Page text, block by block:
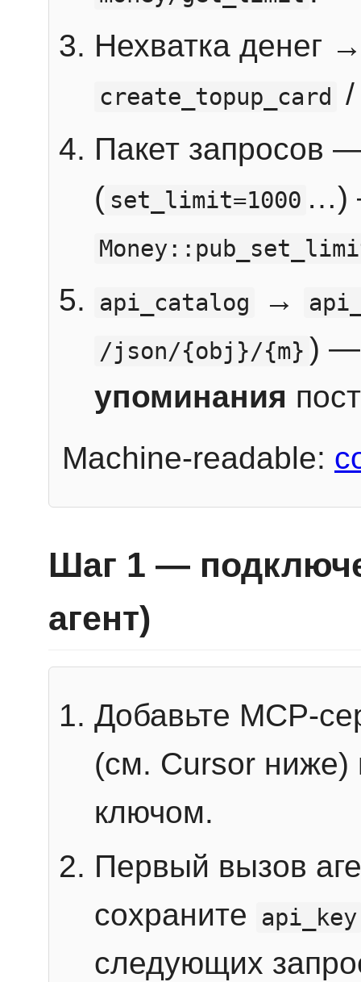
Нехватка денег
create_topup_card
Пакет запросов
( set_limit=1000 …)
api_catalog
→
/json/{obj}/{m} ) —
упоминания
Machine-readable:
Шаг 1 —
агент)
Добавьте MCP-
(см. Cursor ниже)
ключом.
Первый вызов
сохраните
api_key
следующих